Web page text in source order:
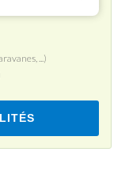
...)